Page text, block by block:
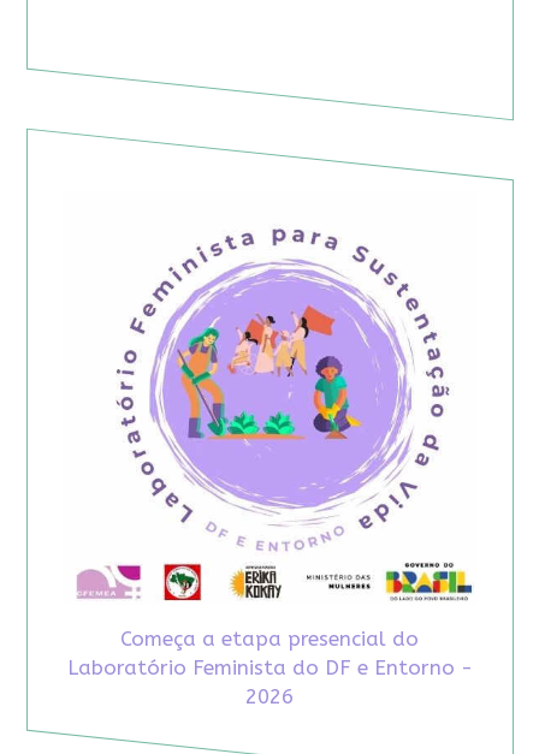
Começa a etapa presencial do
Laboratório Feminista do DF e Entorno -
2026